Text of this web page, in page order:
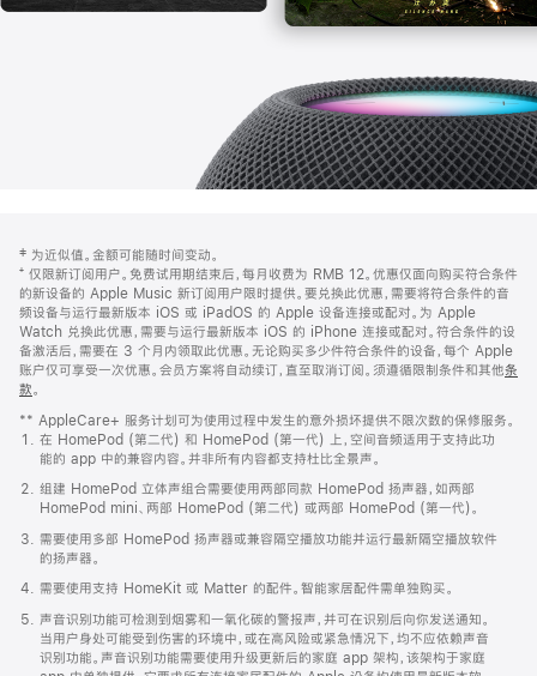
页
页
脚
注
‡ 为近似值。金额可能随时间变动。
⁺ 仅限新订阅用户。免费试用期结束后，每月收费为 RMB 12。优惠仅面向购买符合条件
的新设备的 Apple Music 新订阅用户限时提供。要兑换此优惠，需要将符合条件的音
频设备与运行最新版本 iOS 或 iPadOS 的 Apple 设备连接或配对。为 Apple
Watch 兑换此优惠，需要与运行最新版本 iOS 的 iPhone 连接或配对。符合条件的设
备激活后，需要在 3 个月内领取此优惠。无论购买多少件符合条件的设备，每个 Apple
账户仅可享受一次优惠。会员方案将自动续订，直至取消订阅。须遵循限制条件和其他条
款。
窗
口
中
打
开)
** AppleCare+ 服务计划可为使用过程中发生的意外损坏提供不限次数的保修服务。
在 HomePod (第二代) 和 HomePod (第一代) 上，空间音频适用于支持此功
能的 app 中的兼容内容。并非所有内容都支持杜比全景声。
组建 HomePod 立体声组合需要使用两部同款 HomePod 扬声器，如两部
HomePod mini、两部 HomePod (第二代) 或两部 HomePod (第一代)。
需要使用多部 HomePod 扬声器或兼容隔空播放功能并运行最新隔空播放软件
的扬声器。
需要使用支持 HomeKit 或 Matter 的配件。智能家居配件需单独购买。
声音识别功能可检测到烟雾和一氧化碳的警报声，并可在识别后向你发送通知。
当用户身处可能受到伤害的环境中，或在高风险或紧急情况下，均不应依赖声音
识别功能。声音识别功能需要使用升级更新后的家庭 app 架构，该架构于家庭